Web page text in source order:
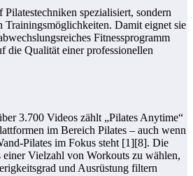
spezialisiert, sondern
Trainingsmöglichkeiten. Damit eignet sie
Fitnessprogramm
die Qualität einer professionellen
3.700 Videos zählt „Pilates Anytime“
im Bereich Pilates – auch wenn
Pilates im Fokus steht [1][8]. Die
einer Vielzahl von Workouts zu wählen,
und Ausrüstung filtern